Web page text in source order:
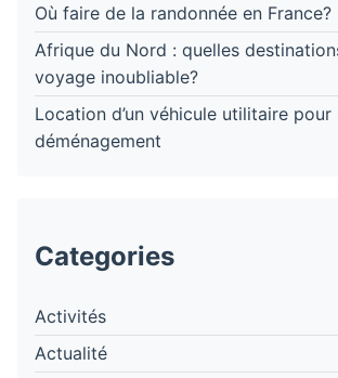
Où faire de la randonnée en France?
Afrique du Nord : quelles
voyage inoubliable?
Location d’un véhicule utilitaire pour
déménagement
Categories
Activités
Actualité